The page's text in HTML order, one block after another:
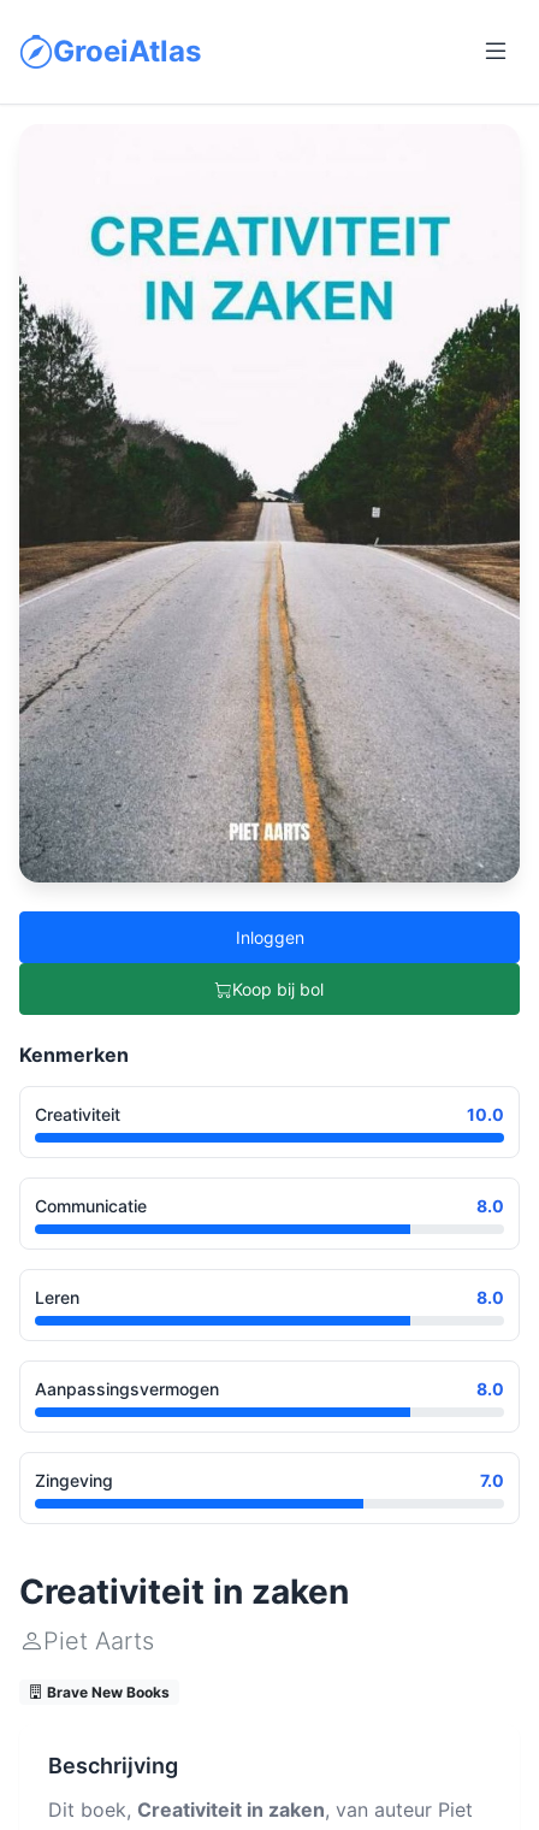
GroeiAtlas
Inloggen
Koop bij bol
Kenmerken
Creativiteit 10.0
Communicatie 8.0
Leren 8.0
Aanpassingsvermogen 8.0
Zingeving 7.0
Creativiteit in zaken
Piet Aarts
Brave New Books
Beschrijving
Dit boek, Creativiteit in zaken, van auteur Piet